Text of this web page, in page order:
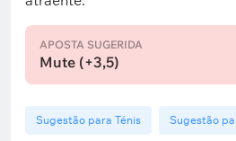
APOSTA SUGERIDA
Mute (+3,5)
Sugestão para Ténis Sugestão